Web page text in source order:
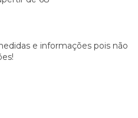
e informações pois não